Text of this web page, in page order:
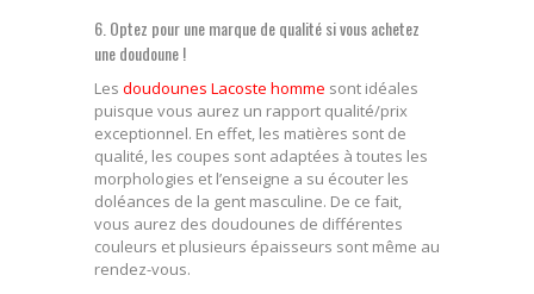
6. Optez pour une marque de qualité si vous achetez
une doudoune !
Les doudounes Lacoste homme sont idéales
puisque vous aurez un rapport qualité/prix
exceptionnel. En effet, les matières sont de
qualité, les coupes sont adaptées à toutes les
morphologies et l’enseigne a su écouter les
doléances de la gent masculine. De ce fait,
vous aurez des doudounes de différentes
couleurs et plusieurs épaisseurs sont même au
rendez-vous.